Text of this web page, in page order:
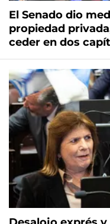
El Senado dio
propiedad
ceder en dos